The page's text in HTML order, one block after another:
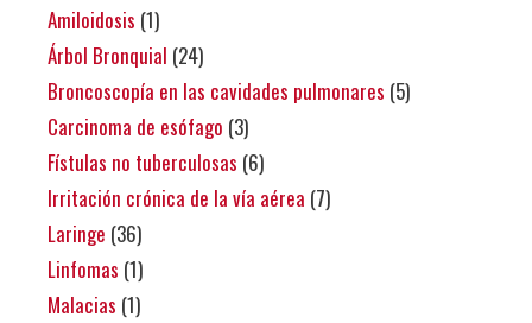
Amiloidosis (1)
Árbol Bronquial (24)
Broncoscopía en las cavidades pulmonares (5)
Carcinoma de esófago (3)
Fístulas no tuberculosas (6)
Irritación crónica de la vía aérea (7)
Laringe (36)
Linfomas (1)
Malacias (1)